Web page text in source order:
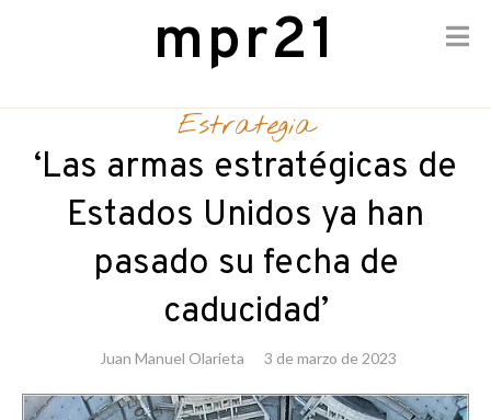
content
mpr21
Estrategia
‘Las armas estratégicas de
Estados Unidos ya han
pasado su fecha de
caducidad’
Juan Manuel Olarieta 3 de marzo de 2023